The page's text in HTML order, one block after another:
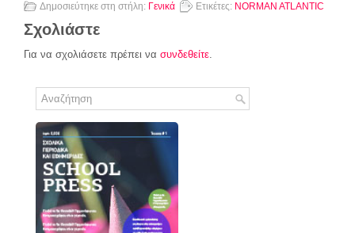
Δημοσιεύτηκε στη στήλη: Γενικά Ετικέτες: NORMAN ATLANTIC
Σχολιάστε
Για να σχολιάσετε πρέπει να συνδεθείτε.